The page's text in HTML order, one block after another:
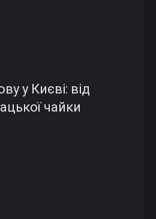
у Києві: від
чайки